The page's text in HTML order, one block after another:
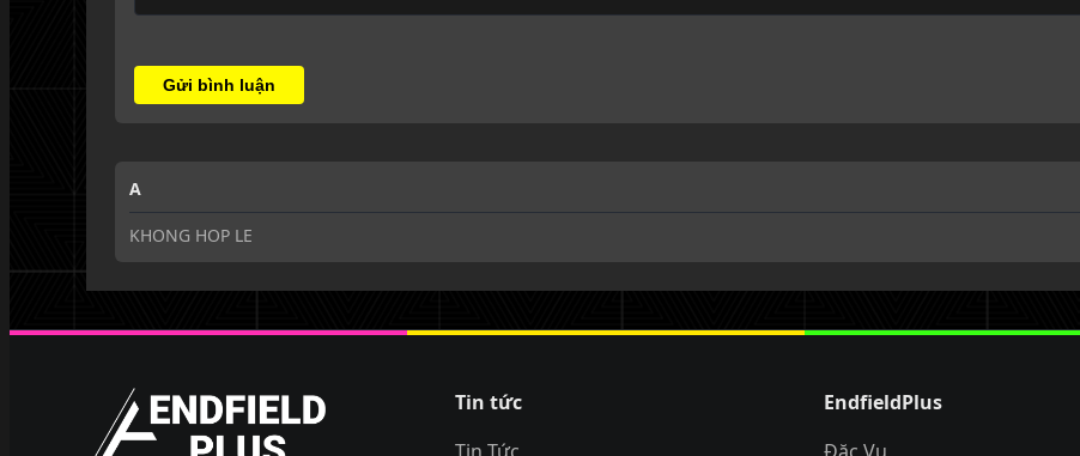
Gửi bình luận
A
KHONG HOP LE
EndfieldPlus
Tin tức
EndfieldPlus